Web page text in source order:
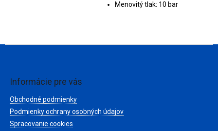
Menovitý tlak: 10 bar
Informácie pre vás
Obchodné podmienky
Podmienky ochrany osobných údajov
Spracovanie cookies